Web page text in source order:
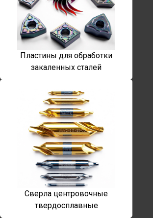
Пластины для обработки
закаленных сталей
Сверла центровочные
твердосплавные